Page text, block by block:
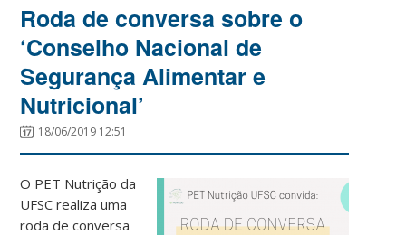
Roda de conversa sobre o
‘Conselho Nacional de
Segurança Alimentar e
Nutricional’
18/06/2019 12:51
O PET Nutrição da
UFSC realiza uma
roda de conversa